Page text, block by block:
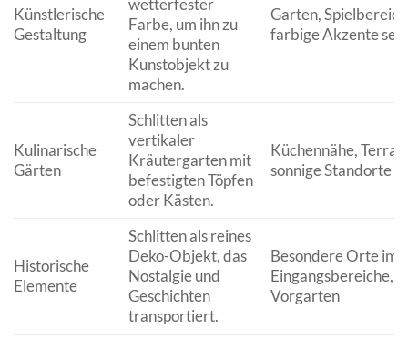
Künstlerische
Gestaltung
Farbe, um ihn zu
einem bunten
Kunstobjekt zu
machen.
Garten,
farbige Akzente
Kulinarische
Gärten
Schlitten als
vertikaler
Kräutergarten mit
befestigten Töpfen
oder Kästen.
Küchennähe,
sonnige Standorte
Historische
Elemente
Schlitten als reines
Deko-Objekt, das
Nostalgie und
Geschichten
transportiert.
Besondere Orte im
Eingangsbereiche,
Vorgarten